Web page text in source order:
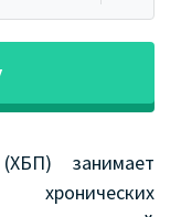
занимает